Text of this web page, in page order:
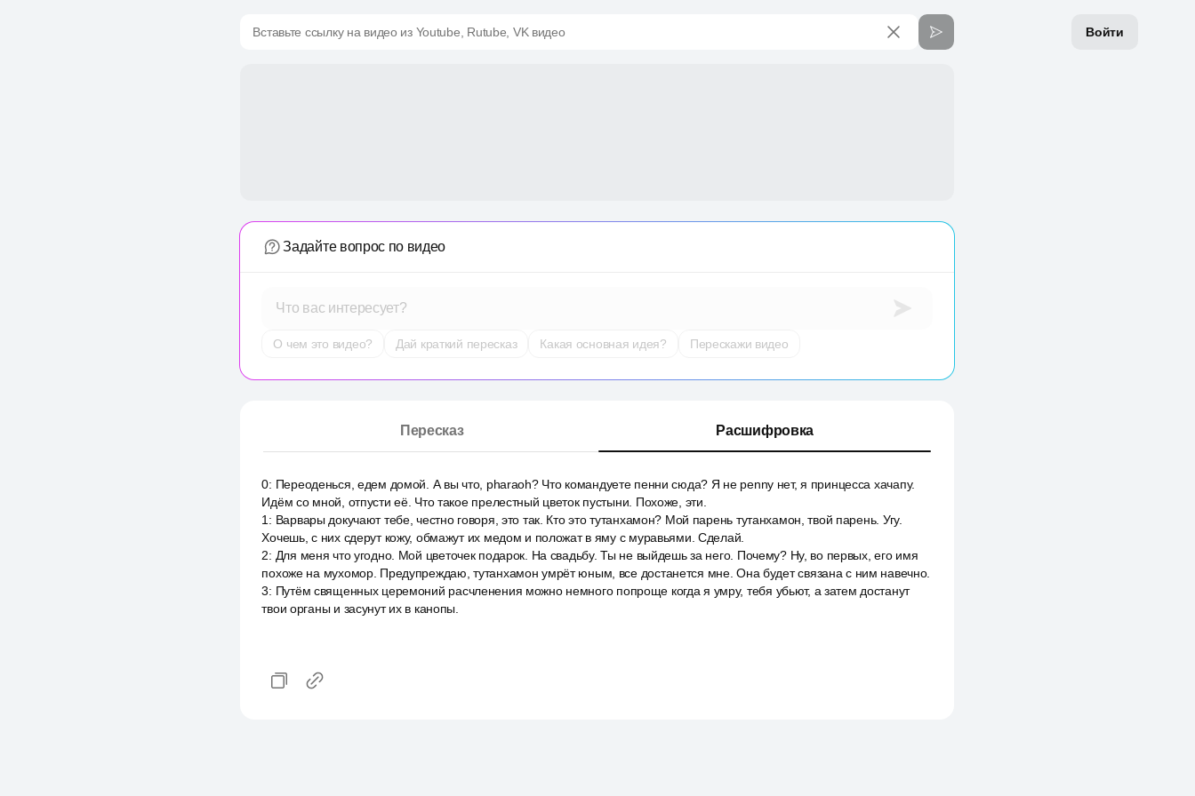
Войти
Вставьте ссылку на видео из Youtube, Rutube, VK видео
Задайте вопрос по видео
Что вас интересует?
О чем это видео? Дай краткий пересказ Какая основная идея? Перескажи видео
Пересказ Расшифровка
0: Переоденься, едем домой. А вы что, pharaoh? Что командуете пенни сюда? Я не penny нет, я принцесса хачапу.
Идём со мной, отпусти её. Что такое прелестный цветок пустыни. Похоже, эти.
1 : Варвары докучают тебе, честно говоря, это так. Кто это тутанхамон? Мой парень тутанхамон, твой парень. Угу.
Хочешь, с них сдерут кожу, обмажут их медом и положат в яму с муравьями. Сделай.
2: Для меня что угодно. Мой цветочек подарок. На свадьбу. Ты не выйдешь за него. Почему? Ну, во первых, его имя
похоже на мухомор. Предупреждаю, тутанхамон умрёт юным, все достанется мне. Она будет связана с ним навечно.
3: Путём священных церемоний расчленения можно немного попроще когда я умру, тебя убьют, а затем достанут
твои органы и засунут их в канопы.